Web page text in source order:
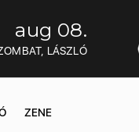
aug 08.
LÁSZLÓ
ZENE